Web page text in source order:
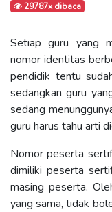
29787x dibaca
Setiap guru yang
nomor identitas
pendidik tentu
sedangkan guru
sedang
guru harus tahu arti
Nomor peserta
dimiliki peserta
masing peserta.
yang sama, tidak